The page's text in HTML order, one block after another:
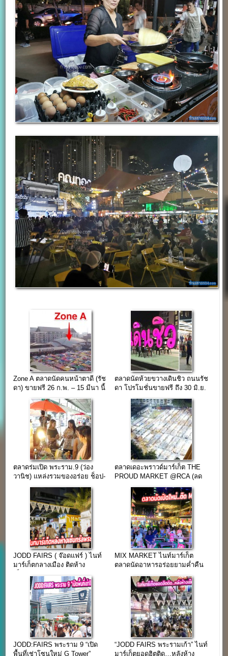
Zone A ตลาดนัดคนหน้าตาดี (รัช
ดา) ขายฟรี 26 ก.พ. – 15 มีนา นี้
ตลาดนัดห้วยขวางเดินชิว ถนนรัช
ดา โปรโมชั่นขายฟรี ถึง 30 มิ.ย.
ตลาดร่มเปิด พระราม.9 (ว่อง
วานิช) แหล่งรวมของอร่อย ช็อป-
ชิม จบในที่เดียว
ตลาดเดอะพราวด์มาร์เก็ต THE
PROUD MARKET @RCA (ลด
50% ค่าเช่า ตลอดปี 60)
JODD FAIRS ( จ๊อดแฟร์ ) ไนท์
มาร์เก็ตกลางเมือง ติดห้าง
MIX MARKET ไนท์มาร์เก็ต
ตลาดนัดอาหารอร่อยยามค่ำคืน
JODD:FAIRS พระราม 9 “เปิด
พื้นที่เช่าโซนใหม่ G Tower”
“JODD FAIRS พระรามเก้า” ไนท์
มาร์เก็ตยอดฮิตติด…หลังห้าง